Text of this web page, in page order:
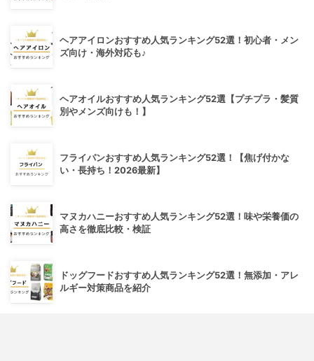
ヘアアイロンおすすめ人気ランキング52選！初心者・メン
ズ向け・海外対応も♪
ヘアオイルおすすめ人気ランキング52選【プチプラ・髪質
別やメンズ向けも！】
フライパンおすすめ人気ランキング52選！【焦げ付かな
い・長持ち！2026最新】
マヌカハニーおすすめ人気ランキング52選！味や栄養価の
高さを徹底比較・検証
ドッグフードおすすめ人気ランキング52選！無添加・アレ
ルギー対策商品を紹介